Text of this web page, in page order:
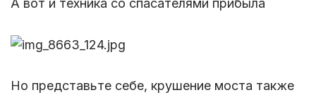
А вот и техника со спасателями прибыла
Но представьте себе, крушение моста также